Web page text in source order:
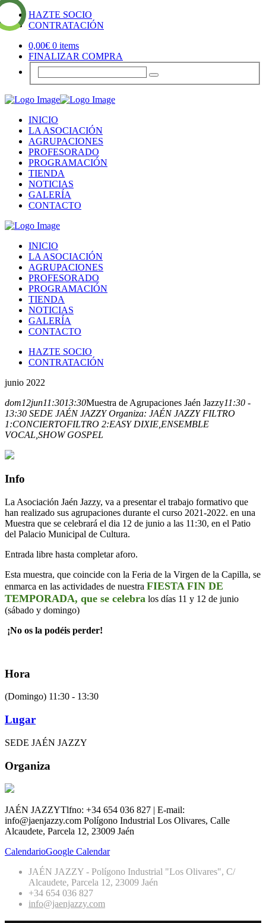
HAZTE SOCIO
CONTRATACIÓN
0,00€ 0 items
FINALIZAR COMPRA
INICIO
LA ASOCIACIÓN
AGRUPACIONES
PROFESORADO
PROGRAMACIÓN
TIENDA
NOTICIAS
GALERÍA
CONTACTO
INICIO
LA ASOCIACIÓN
AGRUPACIONES
PROFESORADO
PROGRAMACIÓN
TIENDA
NOTICIAS
GALERÍA
CONTACTO
HAZTE SOCIO
CONTRATACIÓN
junio 2022
dom12jun11:3013:30Muestra de Agrupaciones Jaén Jazzy11:30 -
13:30 SEDE JAÉN JAZZY Organiza: JAÉN JAZZY FILTRO
1:CONCIERTOFILTRO 2:EASY DIXIE, ENSEMBLE
VOCAL, SHOW GOSPEL
Info
La Asociación Jaén Jazzy, va a presentar el trabajo formativo que
han realizado sus agrupaciones durante el curso 2021-2022. en una
Muestra que se celebrará el dia 12 de junio a las 11:30, en el Patio
del Palacio Municipal de Cultura.
Entrada libre hasta completar aforo.
Esta muestra, que coincide con la Feria de la Virgen de la Capilla, se
enmarca en las actividades de nuestra FIESTA FIN DE
TEMPORADA, que se celebra los días 11 y 12 de junio
(sábado y domingo)
¡No os la podéis perder!
Hora
(Domingo) 11:30 - 13:30
Lugar
SEDE JAÉN JAZZY
Organiza
JAÉN JAZZYTlfno: +34 654 036 827 | E-mail:
info@jaenjazzy.com Polígono Industrial Los Olivares, Calle
Alcaudete, Parcela 12, 23009 Jaén
CalendarioGoogle Calendar
JAÉN JAZZY - Polígono Industrial "Los Olivares", C/
Alcaudete, Parcela 12, 23009 Jaén
+34 654 036 827
info@jaenjazzy.com